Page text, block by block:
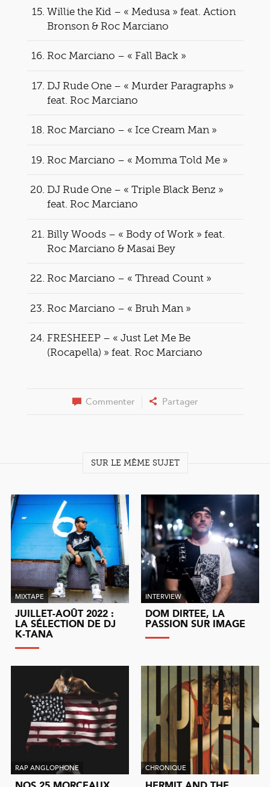
Willie the Kid – « Medusa » feat. Action
Bronson & Roc Marciano
Roc Marciano – « Fall Back »
DJ Rude One – « Murder Paragraphs »
feat. Roc Marciano
Roc Marciano – « Ice Cream Man »
Roc Marciano – « Momma Told Me »
DJ Rude One – « Triple Black Benz »
feat. Roc Marciano
Billy Woods – « Body of Work » feat.
Roc Marciano & Masai Bey
Roc Marciano – « Thread Count »
Roc Marciano – « Bruh Man »
FRE$HEEP – « Just Let Me Be
(Rocapella) » feat. Roc Marciano
Commenter Partager
SUR LE MÊME SUJET
MIXTAPE
JUILLET-AOÛT 2022 :
LA SÉLECTION DE DJ
K-TANA
INTERVIEW
DOM DIRTEE, LA
PASSION SUR IMAGE
RAP ANGLOPHONE CHRONIQUE